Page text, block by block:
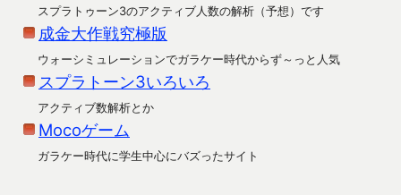
スプラトゥーン3のアクティブ人数の解析（予想）です
成金大作戦究極版
ウォーシミュレーションでガラケー時代からず～っと人気
スプラトーン3いろいろ
アクティブ数解析とか
Mocoゲーム
ガラケー時代に学生中心にバズったサイト